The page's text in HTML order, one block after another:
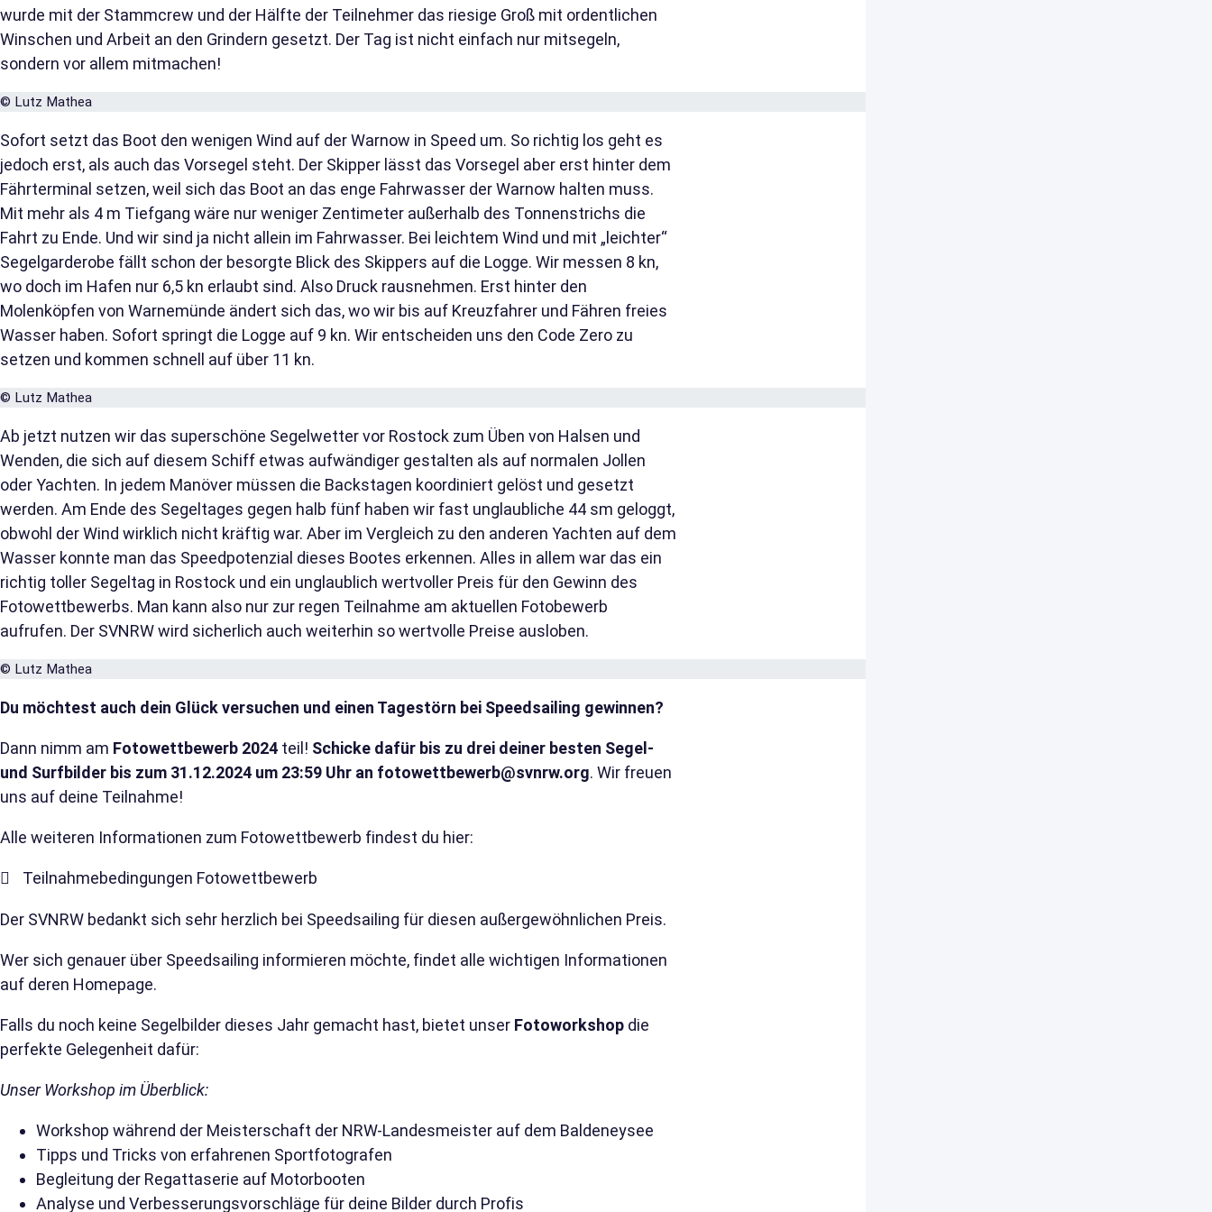
wurde mit der Stammcrew und der Hälfte der Teilnehmer das riesige Groß mit ordentlichen
Winschen und Arbeit an den Grindern gesetzt. Der Tag ist nicht einfach nur mitsegeln,
sondern vor allem mitmachen!
© Lutz Mathea
Sofort setzt das Boot den wenigen Wind auf der Warnow in Speed um. So richtig los geht es
jedoch erst, als auch das Vorsegel steht. Der Skipper lässt das Vorsegel aber erst hinter dem
Fährterminal setzen, weil sich das Boot an das enge Fahrwasser der Warnow halten muss.
Mit mehr als 4 m Tiefgang wäre nur weniger Zentimeter außerhalb des Tonnenstrichs die
Fahrt zu Ende. Und wir sind ja nicht allein im Fahrwasser. Bei leichtem Wind und mit „leichter“
Segelgarderobe fällt schon der besorgte Blick des Skippers auf die Logge. Wir messen 8 kn,
wo doch im Hafen nur 6,5 kn erlaubt sind. Also Druck rausnehmen. Erst hinter den
Molenköpfen von Warnemünde ändert sich das, wo wir bis auf Kreuzfahrer und Fähren freies
Wasser haben. Sofort springt die Logge auf 9 kn. Wir entscheiden uns den Code Zero zu
setzen und kommen schnell auf über 11 kn.
© Lutz Mathea
Ab jetzt nutzen wir das superschöne Segelwetter vor Rostock zum Üben von Halsen und
Wenden, die sich auf diesem Schiff etwas aufwändiger gestalten als auf normalen Jollen
oder Yachten. In jedem Manöver müssen die Backstagen koordiniert gelöst und gesetzt
werden. Am Ende des Segeltages gegen halb fünf haben wir fast unglaubliche 44 sm geloggt,
obwohl der Wind wirklich nicht kräftig war. Aber im Vergleich zu den anderen Yachten auf dem
Wasser konnte man das Speedpotenzial dieses Bootes erkennen. Alles in allem war das ein
richtig toller Segeltag in Rostock und ein unglaublich wertvoller Preis für den Gewinn des
Fotowettbewerbs. Man kann also nur zur regen Teilnahme am aktuellen Fotobewerb
aufrufen. Der SVNRW wird sicherlich auch weiterhin so wertvolle Preise ausloben.
© Lutz Mathea
Du möchtest auch dein Glück versuchen und einen Tagestörn bei Speedsailing gewinnen?
Dann nimm am Fotowettbewerb 2024 teil! Schicke dafür bis zu drei deiner besten Segel-
und Surfbilder bis zum 31.12.2024 um 23:59 Uhr an fotowettbewerb@svnrw.org. Wir freuen
uns auf deine Teilnahme!
Alle weiteren Informationen zum Fotowettbewerb findest du hier:
Teilnahmebedingungen Fotowettbewerb
Der SVNRW bedankt sich sehr herzlich bei Speedsailing für diesen außergewöhnlichen Preis.
Wer sich genauer über Speedsailing informieren möchte, findet alle wichtigen Informationen
auf deren Homepage.
Falls du noch keine Segelbilder dieses Jahr gemacht hast, bietet unser Fotoworkshop die
perfekte Gelegenheit dafür:
Unser Workshop im Überblick:
Workshop während der Meisterschaft der NRW-Landesmeister auf dem Baldeneysee
Tipps und Tricks von erfahrenen Sportfotografen
Begleitung der Regattaserie auf Motorbooten
Analyse und Verbesserungsvorschläge für deine Bilder durch Profis